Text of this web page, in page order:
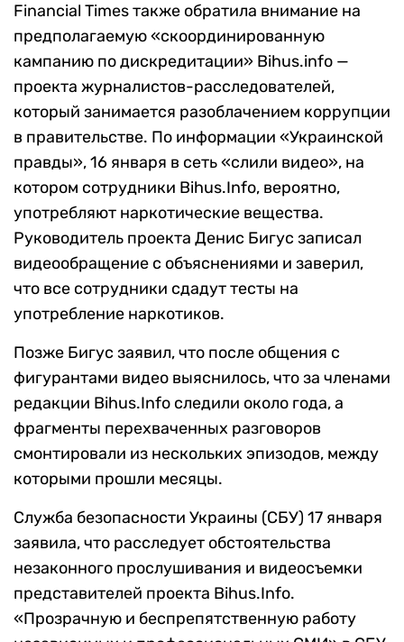
Financial Times также обратила внимание на
предполагаемую «скоординированную
кампанию по дискредитации» Bihus.info —
проекта журналистов-расследователей,
который занимается разоблачением коррупции
в правительстве. По информации «Украинской
правды», 16 января в сеть «слили видео», на
котором сотрудники Bihus.Info, вероятно,
употребляют наркотические вещества.
Руководитель проекта Денис Бигус записал
видеообращение с объяснениями и заверил,
что все сотрудники сдадут тесты на
употребление наркотиков.
Позже Бигус заявил, что после общения с
фигурантами видео выяснилось, что за членами
редакции Bihus.Info следили около года, а
фрагменты перехваченных разговоров
смонтировали из нескольких эпизодов, между
которыми прошли месяцы.
Служба безопасности Украины (СБУ) 17 января
заявила, что расследует обстоятельства
незаконного прослушивания и видеосъемки
представителей проекта Bihus.Info.
«Прозрачную и беспрепятственную работу